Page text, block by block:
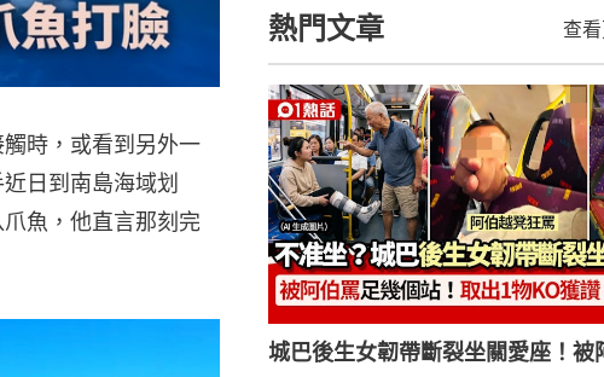
時，或看到另外一
日到南島海域划
魚，他直言那刻完
熱門文章 查
城巴後生女韌帶斷裂坐關愛座！被